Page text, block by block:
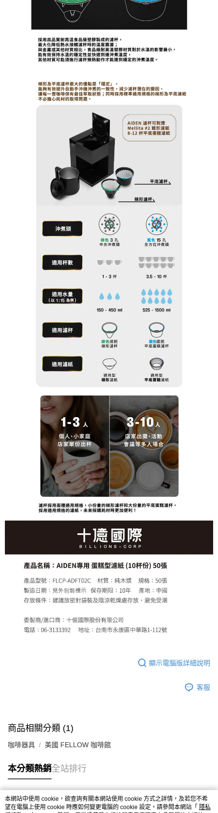
顯示電腦版詳細說明
客服
商品相關分類 (1)
咖啡器具 美國 FELLOW 咖啡館
本分類熱銷全站排行
熱門標籤
本網站中使用 cookie，欲查詢有關本網站使用 cookie 方式之詳情，及若您不希
望在電腦上使用 cookie 時應如何變更電腦的 cookie 設定，請參閱本網站「 隱私